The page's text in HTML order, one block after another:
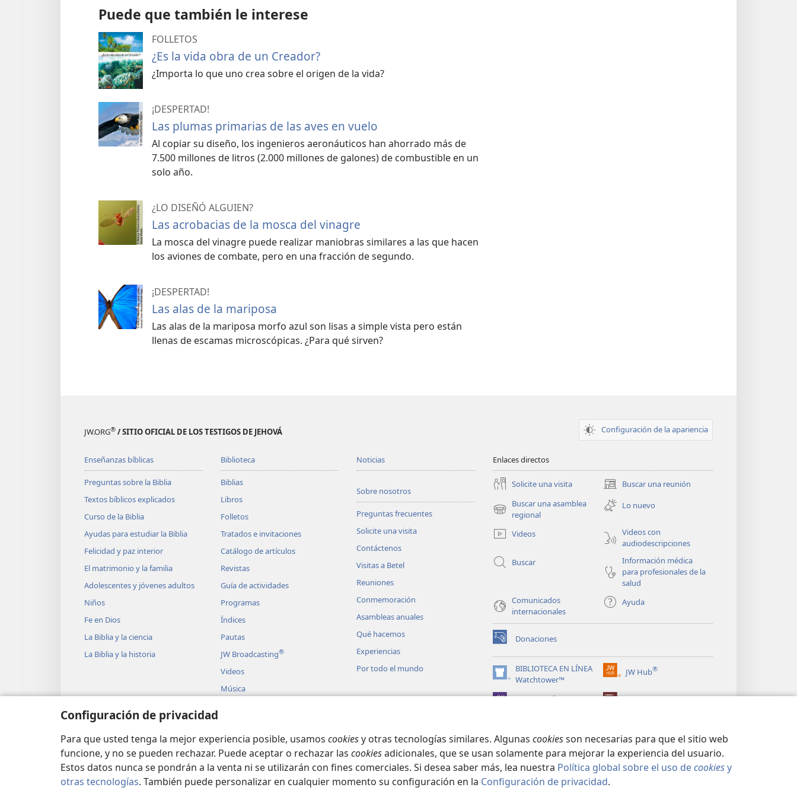
Configuración de privacidad
Para que usted tenga la mejor experiencia posible, usamos cookiesy otras tecnologías similares. Algunas cookiesson necesarias para que el sitio web
funcione, y no se pueden rechazar. Puede aceptar o rechazar las cookiesadicionales, que se usan solamente para mejorar la experiencia del usuario.
Estos datos nunca se pondrán a la venta ni se utilizarán con fines comerciales. Si desea saber más, lea nuestra Política global sobre el uso decookiesy
otras tecnologías. También puede personalizar en cualquier momento su configuración en la Configuración de privacidad.
Puede que también le interese
FOLLETOS
¿Es la vida obra de un Creador?
¿Importa lo que uno crea sobre el origen de la vida?
¡DESPERTAD!
Las plumas primarias de las aves en vuelo
Al copiar su diseño, los ingenieros aeronáuticos han ahorrado más de
7.500 millones de litros (2.000 millones de galones) de combustible en un
solo año.
¿LO DISEÑÓ ALGUIEN?
Las acrobacias de la mosca del vinagre
La mosca del vinagre puede realizar maniobras similares a las que hacen
los aviones de combate, pero en una fracción de segundo.
¡DESPERTAD!
Las alas de la mariposa
Las alas de la mariposa morfo azul son lisas a simple vista pero están
llenas de escamas microscópicas. ¿Para qué sirven?
JW.ORG® / SITIO OFICIAL DE LOS TESTIGOS DE JEHOVÁ Configuración de la apariencia
Enseñanzas bíblicas
Preguntas sobre la Biblia
Textos bíblicos explicados
Curso de la Biblia
Ayudas para estudiar la Biblia
Felicidad y paz interior
El matrimonio y la familia
Adolescentes y jóvenes adultos
Niños
Fe en Dios
La Biblia y la ciencia
La Biblia y la historia
Biblioteca
Biblias
Libros
Folletos
Tratados e invitaciones
Catálogo de artículos
Revistas
Guía de actividades
Programas
Índices
Pautas
JW Broadcasting®
Videos
Música
Biblia
Noticias
Sobre nosotros
Preguntas frecuentes
Solicite una visita
Contáctenos
Visitas a Betel
Reuniones
Conmemoración
Asambleas anuales
Qué hacemos
Experiencias
Por todo el mundo
Enlaces directos
Solicite una visita Buscar una reunión
(abre
una
nueva
Buscar una asamblea
regional
(abre
nueva
Lo nuevo
Videos
Videos con
audiodescripciones
Buscar
Información médica
para profesionales de la
salud
Comunicados
internacionales
Ayuda
Donaciones
(abre
una
nueva
ventana)
BIBLIOTECA EN LÍNEA
Watchtower™
(abre
una
JW Hub®
(abre
nueva
®
Copyright © 2026 Watch Tower Bible and Tract Society of Pennsylvania. CONDICIONES DE USO POLÍTICA DE PRIVACIDAD CONFIGURACIÓN DE PRIVACIDAD